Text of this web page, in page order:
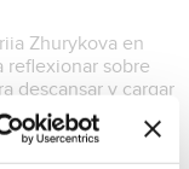
Zhurykova en
reflexionar sobre
descansar y cargar
y escuchar